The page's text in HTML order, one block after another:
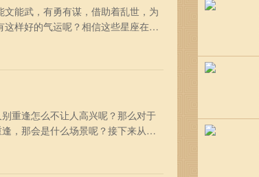
能武，有勇有谋，借助着乱世，为
样好的气运呢？相信这些星座在好
重逢怎么不让人高兴呢？那么对于
，那会是什么场景呢？接下来从星